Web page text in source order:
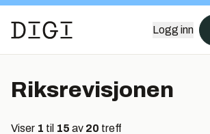
Logg inn
Riksrevisjonen
Viser 1 til 15 av 20 treff